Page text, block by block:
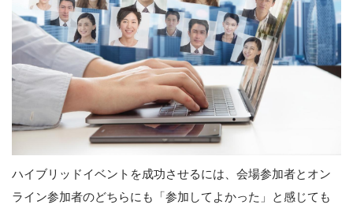
ハイブリッドイベントを成功させるには、会場参加者とオン
ライン参加者のどちらにも「参加してよかった」と感じても